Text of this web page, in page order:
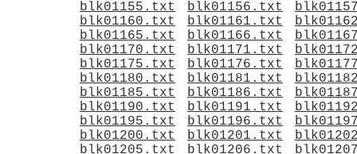
blk01155.txt
blk01156.txt
blk01160.txt
blk01161.txt
blk01165.txt
blk01166.txt
blk01170.txt
blk01171.txt
blk01175.txt
blk01176.txt
blk01180.txt
blk01181.txt
blk01185.txt
blk01186.txt
blk01190.txt
blk01191.txt
blk01195.txt
blk01196.txt
blk01200.txt
blk01201.txt
blk01205.txt
blk01206.txt